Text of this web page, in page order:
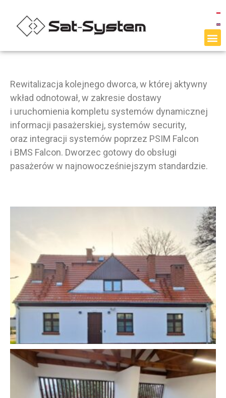
Rewitalizacja kolejnego dworca, w której aktywny
wkład odnotował, w zakresie dostawy
i uruchomienia kompletu systemów dynamicznej
informacji pasażerskiej, systemów security,
oraz integracji systemów poprzez PSIM Falcon
i BMS Falcon. Dworzec gotowy do obsługi
pasażerów w najnowocześniejszym standardzie.